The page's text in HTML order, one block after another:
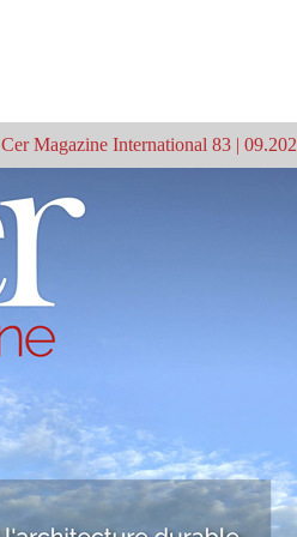
Cer Magazine International 83 |